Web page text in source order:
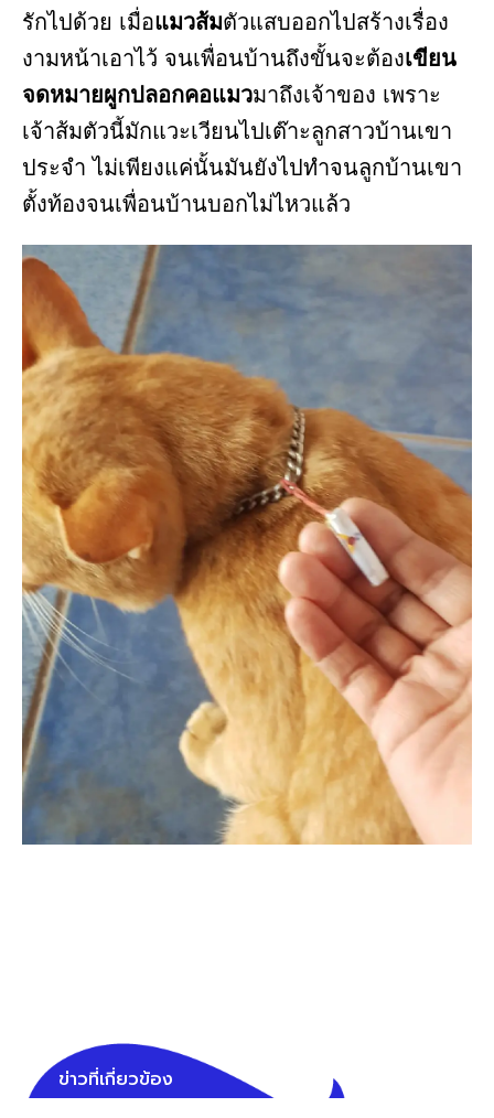
รักไปด้วย เมื่อแมวส้มตัวแสบออกไปสร้างเรื่อง
งามหน้าเอาไว้ จนเพื่อนบ้านถึงขั้นจะต้องเขียน
จดหมายผูกปลอกคอแมวมาถึงเจ้าของ เพราะ
เจ้าส้มตัวนี้มักแวะเวียนไปเต๊าะลูกสาวบ้านเขา
ประจำ ไม่เพียงแค่นั้นมันยังไปทำจนลูกบ้านเขา
ตั้งท้องจนเพื่อนบ้านบอกไม่ไหวแล้ว
ข่าวที่เกี่ยวข้อง